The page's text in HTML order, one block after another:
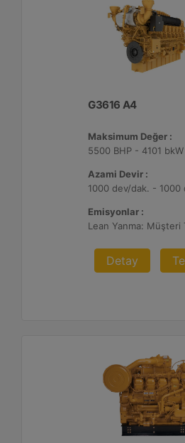
G3616 A4
Maksimum Değer :
5500 BHP - 4101 bkW
Azami Devir :
1000 dev/dak. - 1000
Emisyonlar :
Detay